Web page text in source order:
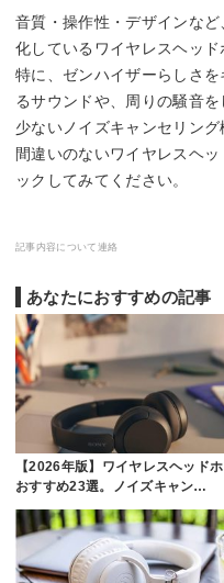
音質・操作性・デザインな
化しているワイヤレスヘッ
特に、ゼンハイザーらしさ
るサウンドや、周りの騒音
少ないノイズキャンセリン
間違いのないワイヤレスヘ
ックしてみてください。
記事内容について連絡
あなたにおすすめの記事
【2026年版】ワイヤレスヘッド
おすすめ23選。ノイズキャン…